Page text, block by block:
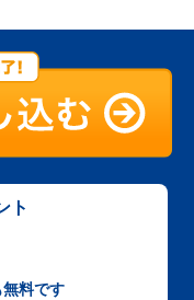
ト
料です